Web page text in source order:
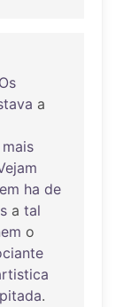
Os
a
mais
ha de
a tal
o
pitada.